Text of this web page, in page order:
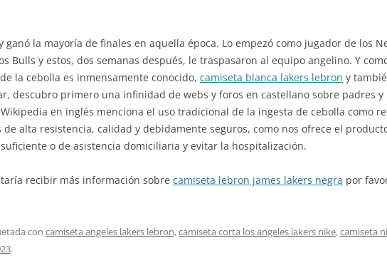
la mayoría de finales en aquella época. Lo empezó como jugador de los
Bulls y estos, dos semanas después, le traspasaron al equipo angelino. Y
la cebolla es inmensamente conocido, camiseta blanca lakers lebron y
descubro primero una infinidad de webs y foros en castellano sobre padres y
en inglés menciona el uso tradicional de la ingesta de cebolla como
alta resistencia, calidad y debidamente seguros, como nos ofrece el
o de asistencia domiciliaria y evitar la hospitalización.
recibir más información sobre camiseta lebron james lakers negra por
con camiseta angeles lakers lebron,camiseta corta los angeles lakers nike,camiseta
.